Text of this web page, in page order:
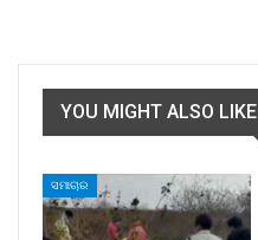
YOU MIGHT ALSO LIKE
ସମାଚାର